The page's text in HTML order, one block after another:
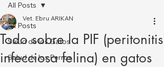
All Posts
Salud de los Gatos
Salud de los Perros
All Posts
Todo sobre la PIF (peritonitis
infecciosa felina) en gatos
Vet. Ebru ARIKAN